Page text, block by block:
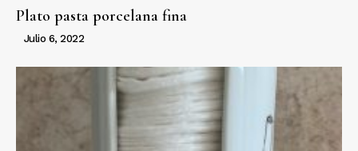
Plato pasta porcelana fina
Julio 6, 2022